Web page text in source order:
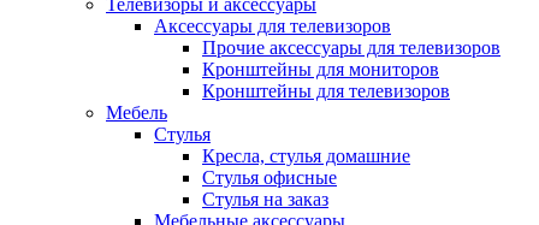
Телевизоры и аксессуары
Аксессуары для телевизоров
Прочие аксессуары для телевизоров
Кронштейны для мониторов
Кронштейны для телевизоров
Мебель
Стулья
Кресла, стулья домашние
Стулья офисные
Стулья на заказ
Мебельные аксессуары